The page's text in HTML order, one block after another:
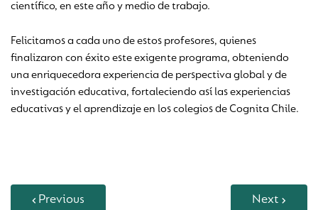
científico, en este año y medio de trabajo.
Felicitamos a cada uno de estos profesores, quienes
finalizaron con éxito este exigente programa, obteniendo
una enriquecedora experiencia de perspectiva global y de
investigación educativa, fortaleciendo así las experiencias
educativas y el aprendizaje en los colegios de Cognita Chile.
Previous Next